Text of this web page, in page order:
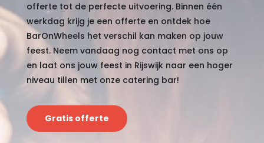
offerte tot de perfecte uitvoering. Binnen één
werkdag krijg je een offerte en ontdek hoe
BarOnWheels het verschil kan maken op jouw
feest. Neem vandaag nog contact met ons op
en laat ons jouw feest in Rijswijk naar een hoger
niveau tillen met onze catering bar!
Gratis offerte